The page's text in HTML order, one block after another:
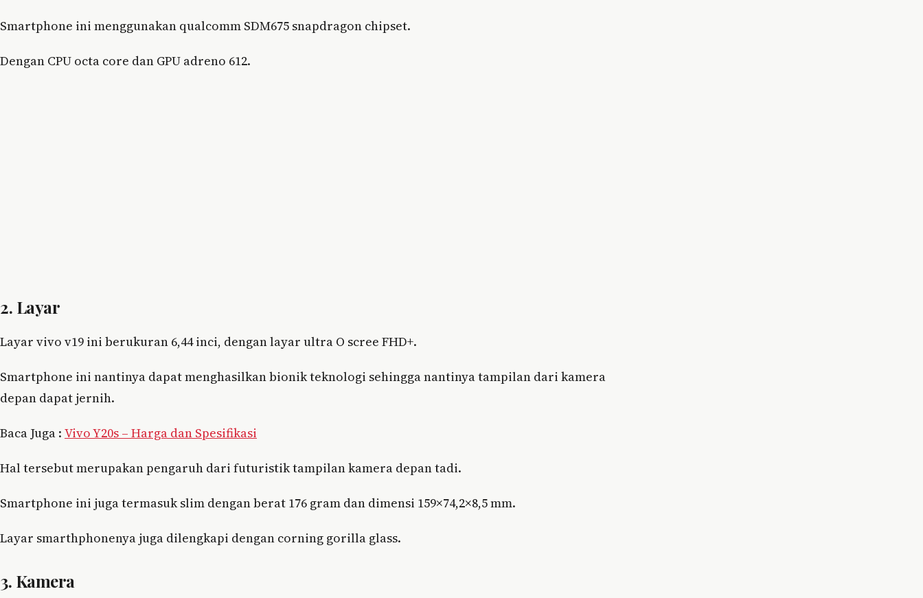
Smartphone ini menggunakan qualcomm SDM675 snapdragon chipset.
Dengan CPU octa core dan GPU adreno 612.
2. Layar
Layar vivo v19 ini berukuran 6,44 inci, dengan layar ultra O scree FHD+.
Smartphone ini nantinya dapat menghasilkan bionik teknologi sehingga nantinya tampilan dari kamera
depan dapat jernih.
Baca Juga : Vivo Y20s – Harga dan Spesifikasi
Hal tersebut merupakan pengaruh dari futuristik tampilan kamera depan tadi.
Smartphone ini juga termasuk slim dengan berat 176 gram dan dimensi 159×74,2×8,5 mm.
Layar smarthphonenya juga dilengkapi dengan corning gorilla glass.
3. Kamera